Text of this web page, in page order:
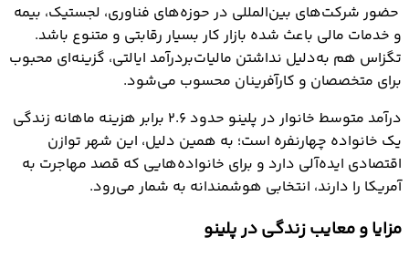
حضور شرکت‌های بین‌المللی در حوزه‌های فناوری، لجستیک، بیمه
و خدمات مالی باعث شده بازار کار بسیار رقابتی و متنوع باشد.
تگزاس هم به‌دلیل نداشتن مالیات‌بردرآمد ایالتی، گزینه‌ای محبوب
برای متخصصان و کارآفرینان محسوب می‌شود.
درآمد متوسط خانوار در پلینو حدود ۲.۶ برابر هزینه ماهانه زندگی
یک خانواده چهارنفره است؛ به همین دلیل، این شهر توازن
اقتصادی ایده‌آلی دارد و برای خانواده‌هایی که قصد مهاجرت به
آمریکا را دارند، انتخابی هوشمندانه به شمار می‌رود.
مزایا و معایب زندگی در پلینو